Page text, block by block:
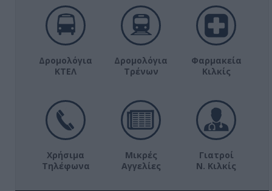
Δρομολόγια
ΚΤΕΛ
Δρομολόγια
Τρένων
Φαρμακεία
Κιλκίς
Χρήσιμα
Τηλέφωνα
Μικρές
Αγγελίες
Γιατροί
Ν. Κιλκίς